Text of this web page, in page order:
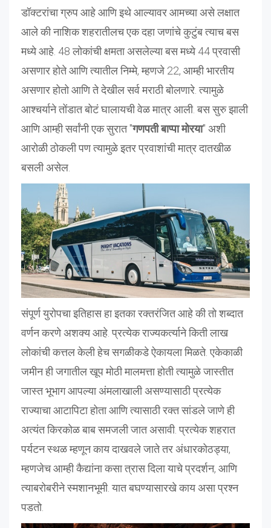
डॉक्टरांचा ग्रुप आहे आणि इथे आल्यावर आमच्या असे लक्षात
आले की नाशिक शहरातीलच एक दहा जणांचे कुटुंब त्याच बस
मध्ये आहे. 48 लोकांची क्षमता असलेल्या बस मध्ये 44 प्रवासी
असणार होते आणि त्यातील निम्मे, म्हणजे 22, आम्ही भारतीय
असणार होतो आणि ते देखील सर्व मराठी बोलणारे. त्यामुळे
आश्चर्याने तोंडात बोटं घालायची वेळ मात्र आली. बस सुरु झाली
आणि आम्ही सर्वांनी एक सुरात "गणपती बाप्पा मोरया" अशी
आरोळी ठोकली पण त्यामुळे इतर प्रवाशांची मात्र दातखीळ
बसली असेल.
संपूर्ण युरोपचा इतिहास हा इतका रक्तरंजित आहे की तो शब्दात
वर्णन करणे अशक्य आहे. प्रत्येक राज्यकर्त्याने किती लाख
लोकांची कत्तल केली हेच सगळीकडे ऐकायला मिळते. एकेकाळी
जमीन ही जगातील खूप मोठी मालमत्ता होती त्यामुळे जास्तीत
जास्त भूभाग आपल्या अंमलाखाली असण्यासाठी प्रत्येक
राज्याचा आटापिटा होता आणि त्यासाठी रक्त सांडले जाणे ही
अत्यंत किरकोळ बाब समजली जात असावी. प्रत्येक शहरात
पर्यटन स्थळ म्हणून काय दाखवले जाते तर अंधारकोठड्या,
म्हणजेच आम्ही कैद्यांना कसा त्रास दिला याचे प्रदर्शन, आणि
त्याबरोबरीने स्मशानभूमी. यात बघण्यासारखे काय असा प्रश्न
पडतो.